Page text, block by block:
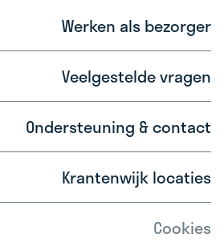
Werken als bezorger
Veelgestelde vragen
Ondersteuning & contact
Krantenwijk locaties
Cookies